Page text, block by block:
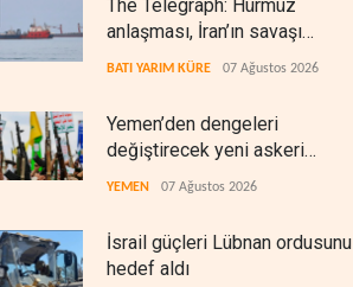
The Telegraph: Hürmüz
anlaşması, İran’ın savaşı
kazandığını gösteriyor
BATI YARIM KÜRE 07 Ağustos 2026
Yemen’den dengeleri
değiştirecek yeni askeri
denklem
YEMEN 07 Ağustos 2026
İsrail güçleri Lübnan ordusunu
hedef aldı